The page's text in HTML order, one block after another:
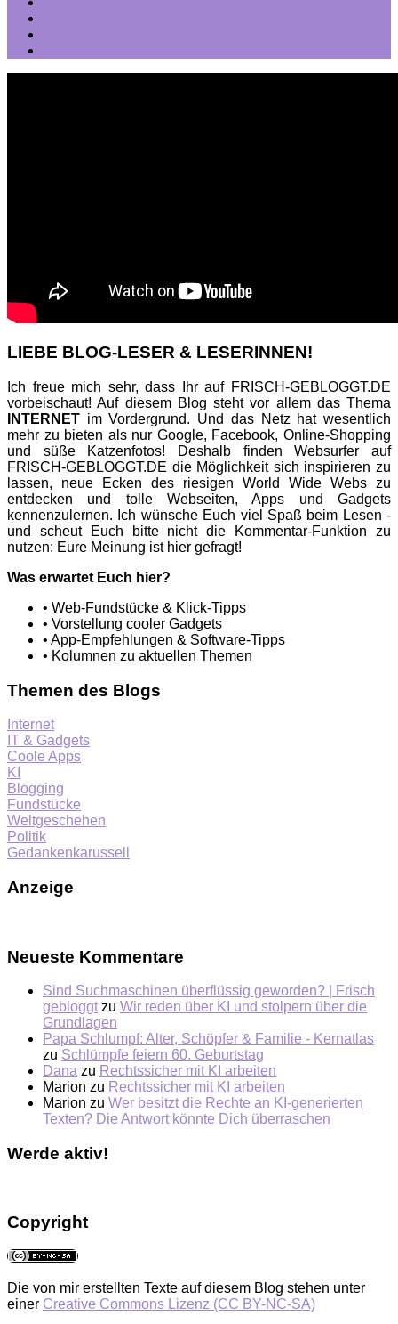
LIEBE BLOG-LESER & LESERINNEN!
Ich freue mich sehr, dass Ihr auf FRISCH-GEBLOGGT.DE
vorbeischaut! Auf diesem Blog steht vor allem das Thema
INTERNET im Vordergrund. Und das Netz hat wesentlich
mehr zu bieten als nur Google, Facebook, Online-Shopping
und süße Katzenfotos! Deshalb finden Websurfer auf
FRISCH-GEBLOGGT.DE die Möglichkeit sich inspirieren zu
lassen, neue Ecken des riesigen World Wide Webs zu
entdecken und tolle Webseiten, Apps und Gadgets
kennenzulernen. Ich wünsche Euch viel Spaß beim Lesen -
und scheut Euch bitte nicht die Kommentar-Funktion zu
nutzen: Eure Meinung ist hier gefragt!
Was erwartet Euch hier?
• Web-Fundstücke & Klick-Tipps
• Vorstellung cooler Gadgets
• App-Empfehlungen & Software-Tipps
• Kolumnen zu aktuellen Themen
Themen des Blogs
Internet
IT & Gadgets
Coole Apps
KI
Blogging
Fundstücke
Weltgeschehen
Politik
Gedankenkarussell
Anzeige
Neueste Kommentare
Sind Suchmaschinen überflüssig geworden? | Frisch
gebloggt zu Wir reden über KI und stolpern über die
Grundlagen
Papa Schlumpf: Alter, Schöpfer & Familie - Kernatlas
zu Schlümpfe feiern 60. Geburtstag
Dana zu Rechtssicher mit KI arbeiten
Marion zu Rechtssicher mit KI arbeiten
Marion zu Wer besitzt die Rechte an KI-generierten
Texten? Die Antwort könnte Dich überraschen
Werde aktiv!
Copyright
Die von mir erstellten Texte auf diesem Blog stehen unter
einer Creative Commons Lizenz (CC BY-NC-SA)